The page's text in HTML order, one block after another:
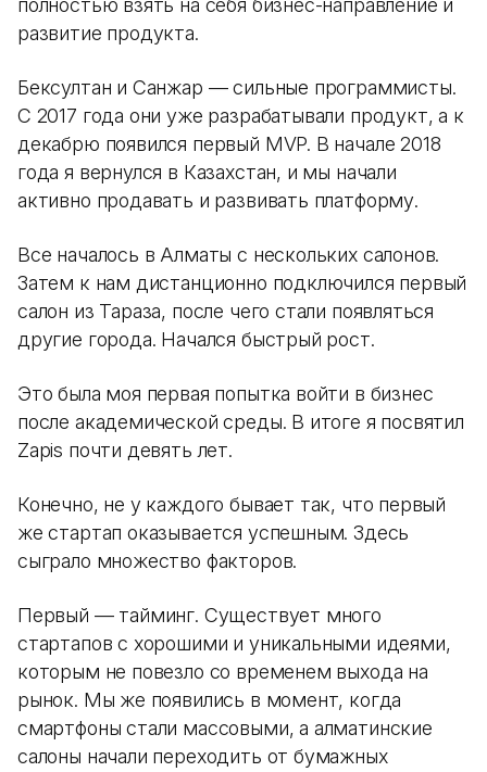
полностью взять на себя бизнес-направление и
развитие продукта.
Бексултан и Санжар — сильные программисты.
С 2017 года они уже разрабатывали продукт, а к
декабрю появился первый MVP. В начале 2018
года я вернулся в Казахстан, и мы начали
активно продавать и развивать платформу.
Все началось в Алматы с нескольких салонов.
Затем к нам дистанционно подключился первый
салон из Тараза, после чего стали появляться
другие города. Начался быстрый рост.
Это была моя первая попытка войти в бизнес
после академической среды. В итоге я посвятил
Zapis почти девять лет.
Конечно, не у каждого бывает так, что первый
же стартап оказывается успешным. Здесь
сыграло множество факторов.
Первый — тайминг. Существует много
стартапов с хорошими и уникальными идеями,
которым не повезло со временем выхода на
рынок. Мы же появились в момент, когда
смартфоны стали массовыми, а алматинские
салоны начали переходить от бумажных